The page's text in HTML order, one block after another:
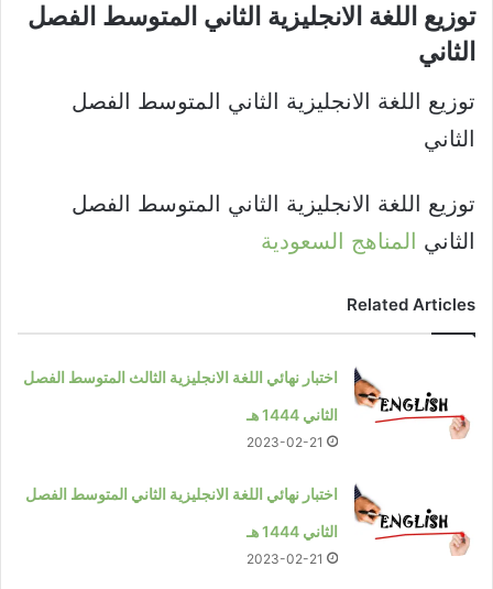
توزيع اللغة الانجليزية الثاني المتوسط الفصل
الثاني​
توزيع اللغة الانجليزية الثاني المتوسط الفصل
الثاني
توزيع اللغة الانجليزية الثاني المتوسط الفصل
الثاني المناهج السعودية
Related Articles
اختبار نهائي اللغة الانجليزية الثالث المتوسط الفصل
الثاني 1444 هـ
2023-02-21
اختبار نهائي اللغة الانجليزية الثاني المتوسط الفصل
الثاني 1444 هـ
2023-02-21